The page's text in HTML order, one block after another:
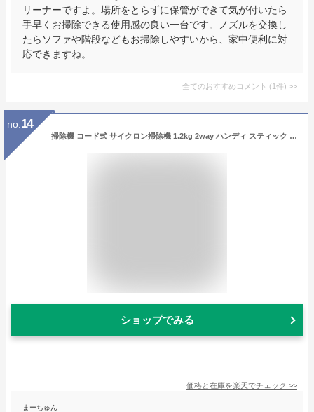
リーナーですよ。場所をとらずに保管ができて気が付いたら
手早くお掃除できる使用感の良い一台です。ノズルを交換し
たらソファや階段などもお掃除しやすいから、家中便利に対
応できますね。
全てのおすすめコメント (1件) >
no. 14
掃除機 コード式 サイクロン掃除機 1.2kg 2way ハンディ スティック | 吸引力 軽量 静音 強力 クリーナー サイクロン サイクロン式 サイクロン式掃除機 スティック スティッククリーナー コード式サイクロン掃除機 コード式スティック掃除機 コード式スティッククリーナー
ショップでみる
価格と在庫を楽天でチェック >>
まーちゅん